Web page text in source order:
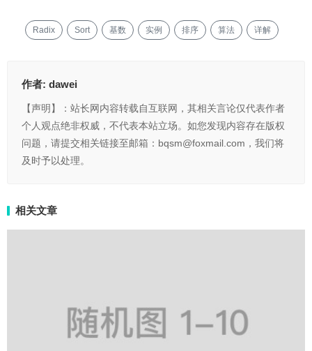
Radix Sort 基数 实例 排序 算法 详解
作者: dawei
【声明】：站长网内容转载自互联网，其相关言论仅代表作者
个人观点绝非权威，不代表本站立场。如您发现内容存在版权
问题，请提交相关链接至邮箱：bqsm@foxmail.com，我们将
及时予以处理。
相关文章